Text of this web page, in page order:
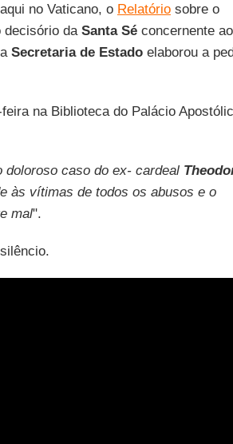
no Vaticano, o Relatóriosobre o
decisório da Santa Séconcernente
Secretaria de Estadoelaborou a
na Biblioteca do Palácio
doloroso caso do ex- cardeal
às vítimas de todos os abusos e o
mal".